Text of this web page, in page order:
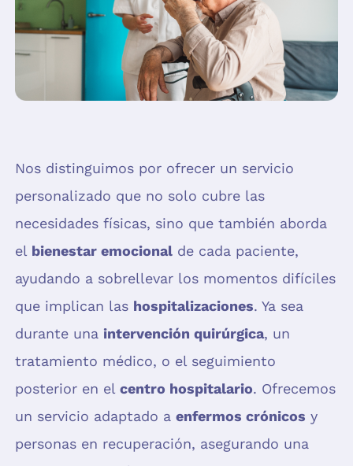
Nos distinguimos por ofrecer un servicio
personalizado que no solo cubre las
necesidades físicas, sino que también aborda
el bienestar emocionalde cada paciente,
ayudando a sobrellevar los momentos difíciles
que implican las hospitalizaciones. Ya sea
durante una intervención quirúrgica, un
tratamiento médico, o el seguimiento
posterior en el centro hospitalario. Ofrecemos
un servicio adaptado a enfermos crónicos y
personas en recuperación, asegurando una